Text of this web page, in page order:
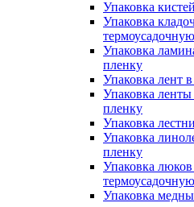
Упаковка
Упаковка
Упаковка
пленку
Упаковка лент
Упаковка
пленку
Упаковка
Упаковка
пленку
Упаковка
Упаковка